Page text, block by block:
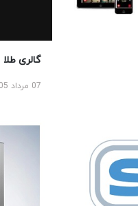
گالری طلا
07 مرداد 1405